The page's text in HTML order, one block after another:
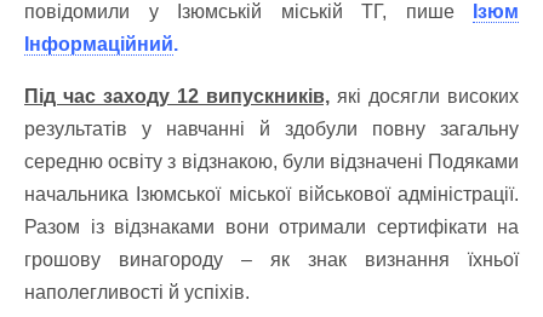
повідомили у Ізюмській міській ТГ, пише
Ізюм
Інформаційний.
Під час заходу 12 випускників, які досягли високих
результатів у навчанні й здобули повну загальну
середню освіту з відзнакою, були відзначені Подяками
начальника Ізюмської міської військової адміністрації.
Разом із відзнаками вони отримали сертифікати на
грошову винагороду – як знак визнання їхньої
наполегливості й успіхів.